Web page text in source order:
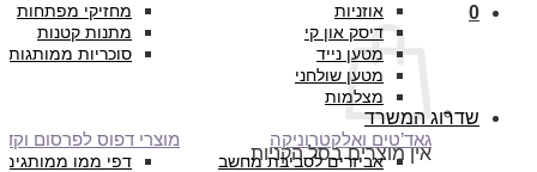
0
אין מוצרים בסל הקניות.
אוזניות
דיסק און קי
מטען נייד
מטען שולחני
מצלמות
מחזיקי מפתחות
מתנות קטנות
סוכריות ממותגות
שדרוג המשרד
גאד’טים ואלקטרוניקה
אביזרים לסביבת מחשב
מוצרי דפוס לפרסום
דפי ממו ממותגים